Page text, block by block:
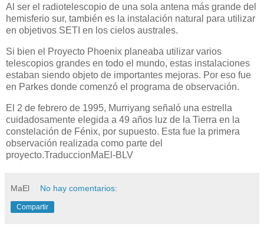
Al ser el radiotelescopio de una sola antena más grande del
hemisferio sur, también es la instalación natural para utilizar
en objetivos SETI en los cielos australes.
Si bien el Proyecto Phoenix planeaba utilizar varios
telescopios grandes en todo el mundo, estas instalaciones
estaban siendo objeto de importantes mejoras. Por eso fue
en Parkes donde comenzó el programa de observación.
El 2 de febrero de 1995, Murriyang señaló una estrella
cuidadosamente elegida a 49 años luz de la Tierra en la
constelación de Fénix, por supuesto. Esta fue la primera
observación realizada como parte del
proyecto.TraduccionMaEl-BLV
MaEl No hay comentarios:
Compartir